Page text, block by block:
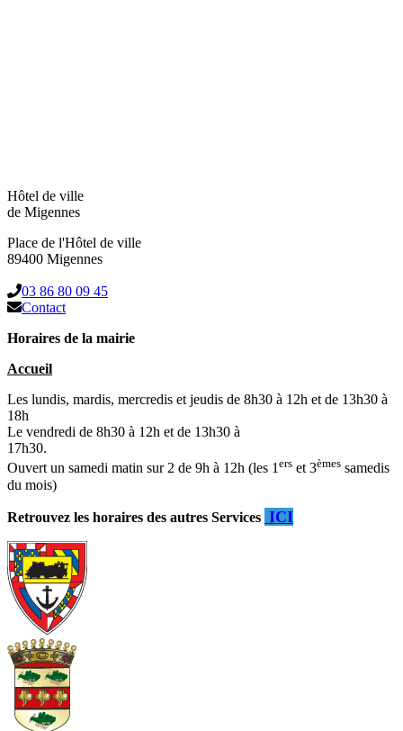
Hôtel de ville
de Migennes
Place de l'Hôtel de ville
89400 Migennes
03 86 80 09 45
Contact
Horaires de la mairie
Accueil
Les lundis, mardis, mercredis et jeudis de 8h30 à 12h et de 13h30 à
18h
Le vendredi de 8h30 à 12h et de 13h30 à
17h30.
Ouvert un samedi matin sur 2 de 9h à 12h (les 1ers et 3èmes samedis
du mois)
Retrouvez les horaires des autres Services ICI